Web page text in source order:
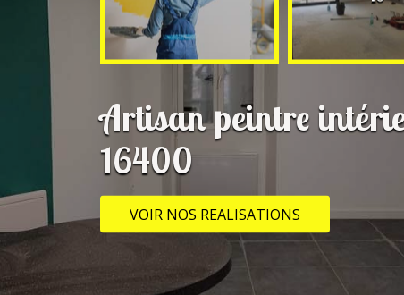
Artisan peintre
16400
VOIR NOS REALISATIONS